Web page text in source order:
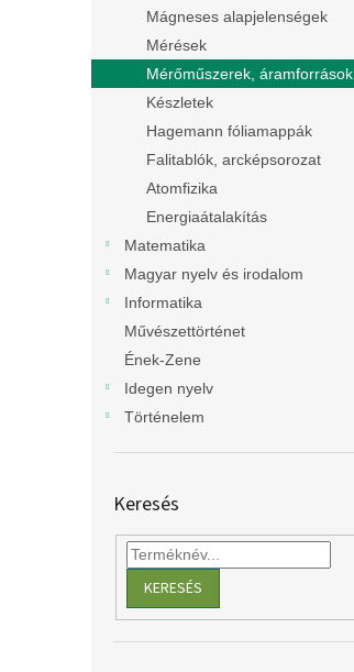
Mágneses alapjelenségek
Mérések
Mérőműszerek, áramforrások
Készletek
Hagemann fóliamappák
Falitablók, arcképsorozat
Atomfizika
Energiaátalakítás
Matematika
Magyar nyelv és irodalom
Informatika
Művészettörténet
Ének-Zene
Idegen nyelv
Történelem
Keresés
KERESÉS